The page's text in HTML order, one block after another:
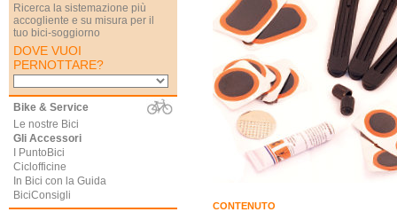
Ricerca la sistemazione più
accogliente e su misura per il
tuo bici-soggiorno
DOVE VUOI
PERNOTTARE?
Bike & Service
Le nostre Bici
Gli Accessori
I PuntoBici
Ciclofficine
In Bici con la Guida
BiciConsigli
CONTENUTO